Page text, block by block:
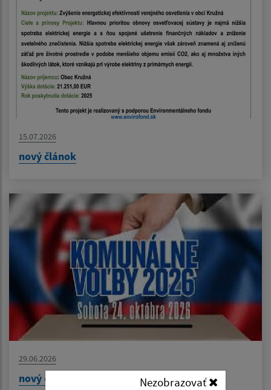
Nezobrazovať
15.07.2026
nový článok
29.06.2026
nový článok